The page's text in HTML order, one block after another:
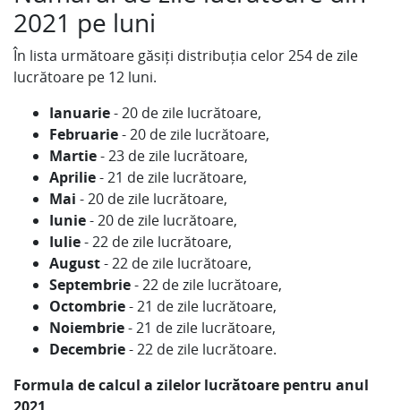
2021 pe luni
În lista următoare găsiți distribuția celor 254 de zile
lucrătoare pe 12 luni.
Ianuarie- 20 de zile lucrătoare,
Februarie- 20 de zile lucrătoare,
Martie- 23 de zile lucrătoare,
Aprilie- 21 de zile lucrătoare,
Mai - 20 de zile lucrătoare,
Iunie- 20 de zile lucrătoare,
Iulie- 22 de zile lucrătoare,
August- 22 de zile lucrătoare,
Septembrie- 22 de zile lucrătoare,
Octombrie- 21 de zile lucrătoare,
Noiembrie- 21 de zile lucrătoare,
Decembrie- 22 de zile lucrătoare.
Formula de calcul a zilelor lucrătoare pentru anul